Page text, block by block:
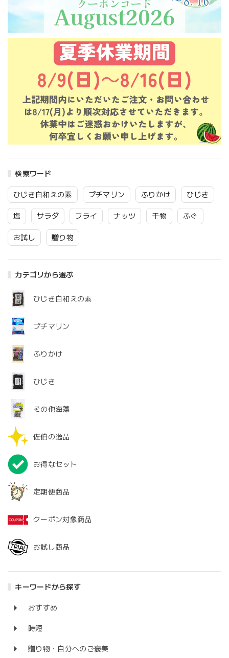
検索ワード
ひじき白和えの素 プチマリン ふりかけ ひじき
塩 サラダ フライ ナッツ 干物 ふぐ
お試し 贈り物
カテゴリから選ぶ
ひじき白和えの素
プチマリン
ふりかけ
ひじき
その他海藻
佐伯の逸品
お得なセット
定期便商品
クーポン対象商品
お試し商品
キーワードから探す
おすすめ
時短
贈り物・自分へのご褒美